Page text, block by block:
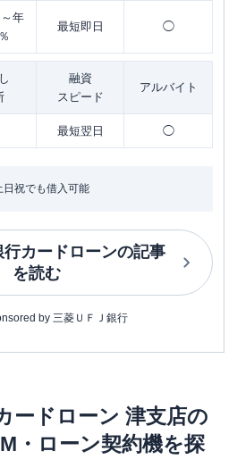
年
最短即日 ◯
融資
スピード
アルバイト
最短翌日 ◯
祝でも借入可能
カードローンの記事
を読む
by 三菱ＵＦＪ銀行
ードローン 津支店の
・ローン契約機を探